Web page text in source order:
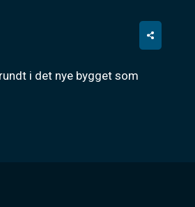
i det nye bygget som